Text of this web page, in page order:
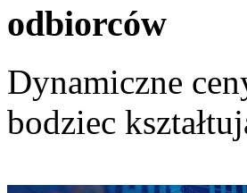
odbiorców
Dynamiczne
bodziec